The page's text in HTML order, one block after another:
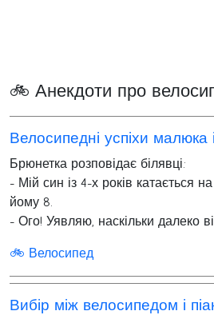
🚲 Анекдоти про
Брюнетка розповідає білявці:
- Мій син із 4-х років катається
йому 8.
- Ого! Уявляю, наскільки далеко
🚲 Велосипед
Вибір між велосипедом і